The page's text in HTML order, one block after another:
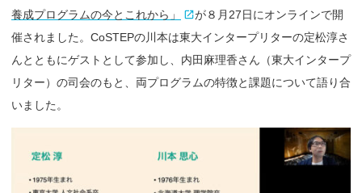
養成プログラムの今とこれから」
が８月27日にオンラインで開
催されました。CoSTEPの川本は東大インタープリターの定松淳さ
んとともにゲストとして参加し、内田麻理香さん（東大インタープ
リター）の司会のもと、両プログラムの特徴と課題について語り合
いました。